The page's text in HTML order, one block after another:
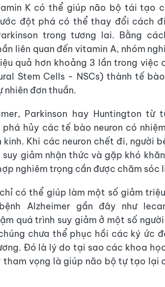
K có thể giúp não bộ tái tạo
đột phá có thể thay đổi cách
trong tương lai. Bằng
liên quan đến vitamin A, nhóm
quả hơn khoảng 3 lần trong việc
Stem Cells - NSCs) thành tế
nhiên đơn thuần.
Parkinson hay Huntington từ
hủy các tế bào neuron có
Khi các neuron chết đi, người
giảm nhận thức và gặp khó
nghiêm trọng cần được chăm sóc
có thể giúp làm một số giảm
Alzheimer gần đây như
quá trình suy giảm ở một số
chưa thể phục hồi các ký ức
Đó là lý do tại sao các khoa
vọng là giúp não bộ tự tạo lại